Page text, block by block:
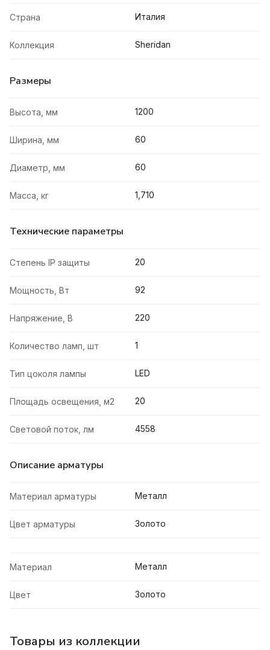
Страна Италия
Коллекция Sheridan
Размеры
Высота, мм 1200
Ширина, мм 60
Диаметр, мм 60
Масса, кг 1,710
Технические параметры
Степень IP защиты 20
Мощность, Вт 92
Напряжение, В 220
Количество ламп, шт 1
Тип цоколя лампы LED
Площадь освещения, м2 20
Световой поток, лм 4558
Описание арматуры
Материал арматуры Металл
Цвет арматуры Золото
Материал Металл
Цвет Золото
Товары из коллекции